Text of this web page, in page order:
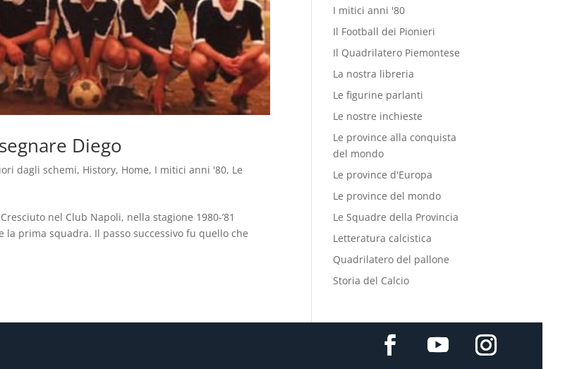
Diego
dagli schemi, History, Home, I mitici anni '80, Le
nel Club Napoli, nella stagione 1980-’81
prima squadra. Il passo successivo fu quello che
I mitici anni '80
Il Football dei Pionieri
Il Quadrilatero Piemontese
La nostra libreria
Le figurine parlanti
Le nostre inchieste
Le province alla conquista
del mondo
Le province d'Europa
Le province del mondo
Le Squadre della Provincia
Letteratura calcistica
Quadrilatero del pallone
Storia del Calcio